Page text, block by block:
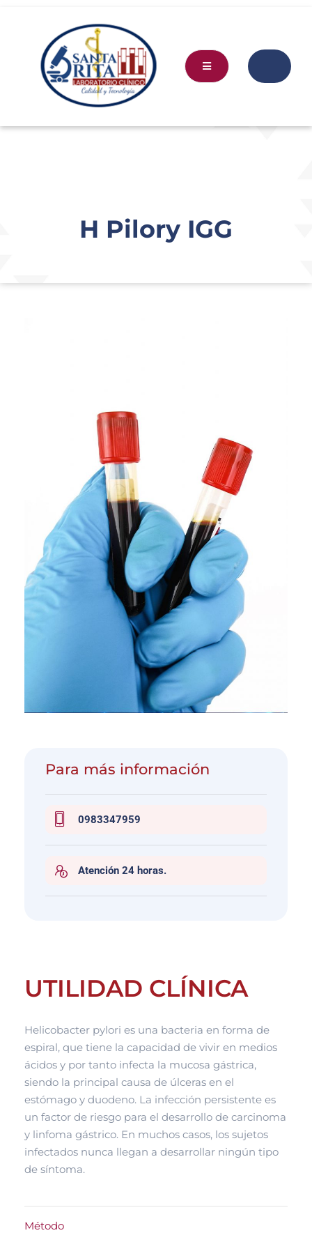
H Pilory IGG
Para más información
0983347959
Atención 24 horas.
UTILIDAD CLÍNICA
Helicobacter pylori es una bacteria en forma de
espiral, que tiene la capacidad de vivir en medios
ácidos y por tanto infecta la mucosa gástrica,
siendo la principal causa de úlceras en el
estómago y duodeno. La infección persistente es
un factor de riesgo para el desarrollo de carcinoma
y linfoma gástrico. En muchos casos, los sujetos
infectados nunca llegan a desarrollar ningún tipo
de síntoma.
Método